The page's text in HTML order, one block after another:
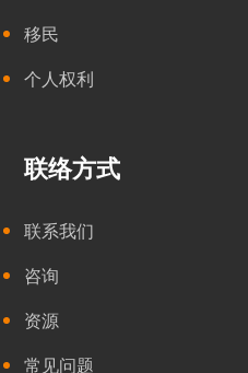
移民
个人权利
联络方式
联系我们
咨询
资源
常见问题